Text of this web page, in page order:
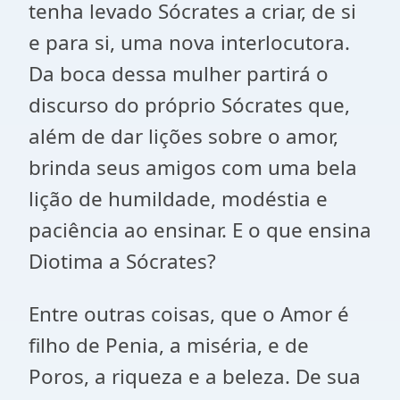
tenha levado Sócrates a criar, de si
e para si, uma nova interlocutora.
Da boca dessa mulher partirá o
discurso do próprio Sócrates que,
além de dar lições sobre o amor,
brinda seus amigos com uma bela
lição de humildade, modéstia e
paciência ao ensinar. E o que ensina
Diotima a Sócrates?
Entre outras coisas, que o Amor é
filho de Penia, a miséria, e de
Poros, a riqueza e a beleza. De sua